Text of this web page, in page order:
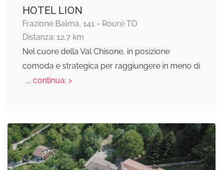
HOTEL LION
Frazione Balma, 141 - Roure TO
Distanza: 12,7 km
Nel cuore della Val Chisone, in posizione
comoda e strategica per raggiungere in meno di
... continua: >